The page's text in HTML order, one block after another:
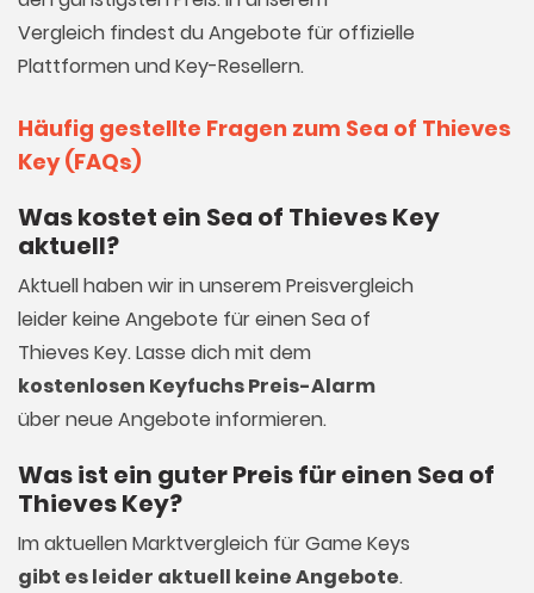
Vergleich findest du Angebote für offizielle
Plattformen und Key-Resellern.
Häufig gestellte Fragen zum Sea of Thieves
Key (FAQs)
Was kostet ein Sea of Thieves Key
aktuell?
Aktuell haben wir in unserem Preisvergleich
leider keine Angebote für einen Sea of
Thieves Key. Lasse dich mit dem
kostenlosen Keyfuchs Preis-Alarm
über neue Angebote informieren.
Was ist ein guter Preis für einen Sea of
Thieves Key?
Im aktuellen Marktvergleich fürGame Keys
gibt es leider aktuell keine Angebote.